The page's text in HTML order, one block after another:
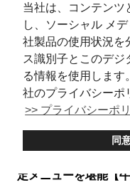
当社は、コンテンツ
し、ソーシャル メ
社製品の使用状況を
ス識別子とこのデジ
る情報を使用します
社のプライバシーポ
>> プライバシーポ
同
幸せを呼ぶ渋谷の
定メニューを堪能【牛